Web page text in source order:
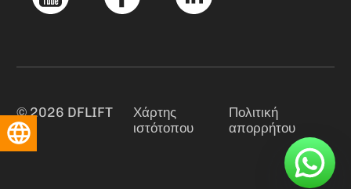
© 2026 DFLIFT
Χάρτης
ιστότοπου
Πολιτική
απορρήτου